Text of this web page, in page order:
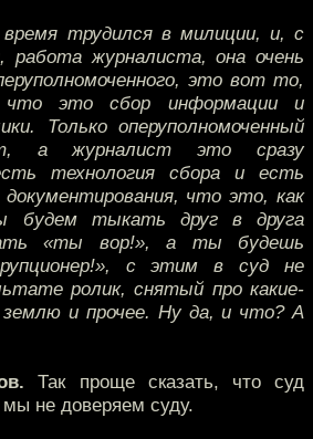
трудился в милиции, и, с
работа журналиста, она очень
это вот то,
это сбор информации и
Только оперуполномоченный
а журналист это сразу
технология сбора и есть
что это, как
будем тыкать друг в друга
«ты вор!», а ты будешь
с этим в суд не
ролик, снятый про какие-
и прочее. Ну да, и что? А
Так проще сказать, что суд
не доверяем суду.